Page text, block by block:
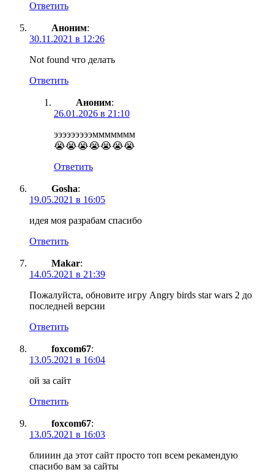
Ответить
Аноним:
30.11.2021 в 12:26
Not found что делать
Ответить
Аноним:
26.01.2026 в 21:10
эээээээээммммммм
😭😭😭😭😭😭😭
Ответить
Gosha:
19.05.2021 в 16:05
идея моя разрабам спасибо
Ответить
Makar:
14.05.2021 в 21:39
Пожалуйста, обновите игру Angry birds star wars 2 до
последней версии
Ответить
foxcom67:
13.05.2021 в 16:04
ой за сайт
Ответить
foxcom67:
13.05.2021 в 16:03
блииин да этот сайт просто топ всем рекамендую
спасибо вам за сайты